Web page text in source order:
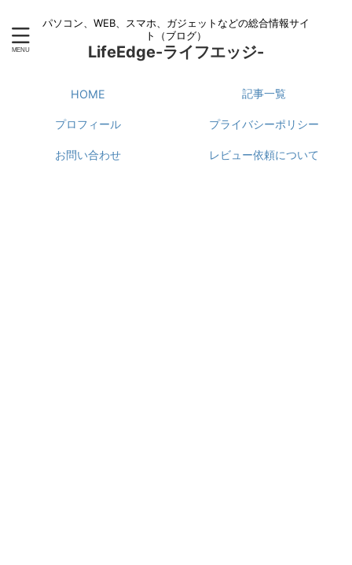
パソコン、WEB、スマホ、ガジェットなどの総合情報サイ
ト（ブログ）
LifeEdge-ライフエッジ-
HOME 記事一覧
プロフィール プライバシーポリシー
お問い合わせ レビュー依頼について